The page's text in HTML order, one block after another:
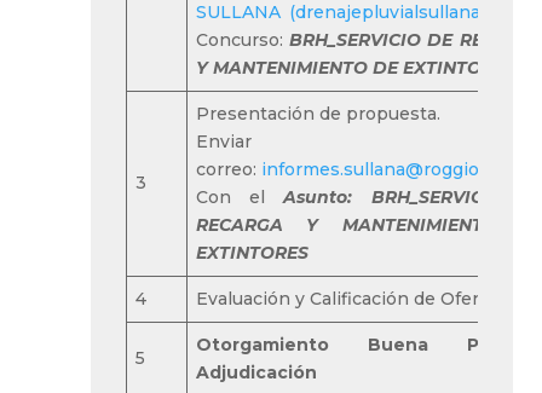
SULLANA (drenajepluvialsullana.com)
Concurso:BRH_SERVICIO DE
Y MANTENIMIENTO DE EXTINTORES
3
Presentación de propuesta.
Enviar
correo:
Con elAsunto: BRH_SERVICIO
RECARGA Y MANTENIMIENTO
EXTINTORES
4 Evaluación y Calificación de Ofertas
5
Otorgamiento Buena Pro
Adjudicación